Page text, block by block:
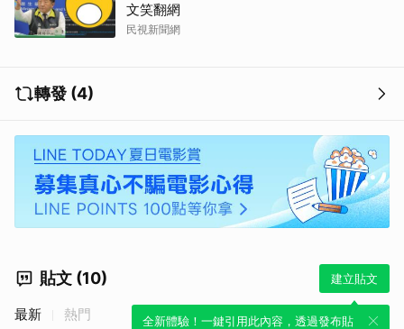
文笑翻網
民視新聞網
轉發 (4)
貼文 (10) 建立貼文
全新體驗！一鍵引用此內容，透過發布貼
最新 熱門